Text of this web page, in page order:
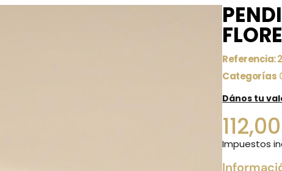
Referencia:
Categorías
Dános tu
Impuestos